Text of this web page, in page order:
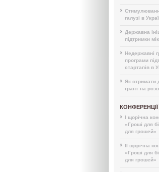
галузі в
Державна
підтримки
Недержавні
програми
стартапів в
Як отримати
грант на
КОНФЕРЕНЦІЇ
I щорічна
«Гроші для
для грошей»
II щорічна
«Гроші для
для грошей»